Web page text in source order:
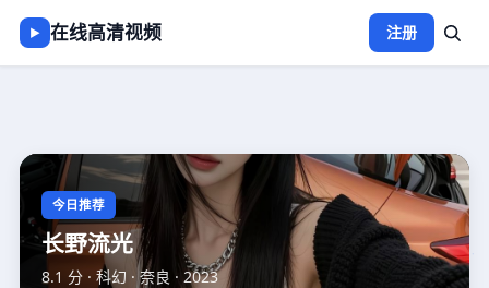
▶ 在线高清视频 注册
在线高清视频- 免费观看视频
今日推荐
长野流光
8.1 分 · 科幻 · 奈良 · 2023